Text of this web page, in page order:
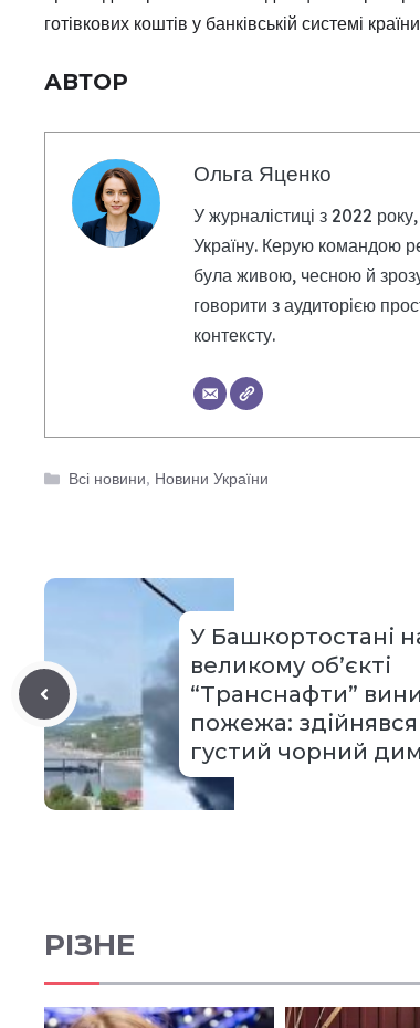
готівкових коштів у банківській системі
АВТОР
Ольга Яценко
У журналістиці з 2022
Україну. Керую командою
була живою, чесною й
говорити з аудиторією
контексту.
Категорії
Всі новини, Новини України
У Башкортостані
великому об’єкті
“Транснафти”
пожежа: здійнявся
густий чорний дим
РІЗНЕ